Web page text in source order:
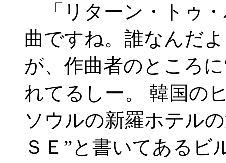
「リターン・トゥ
曲ですね。誰なんだ
が、作曲者のところ
れてるしー。 韓国の
ソウルの新羅ホテル
ＳＥ”と書いてあるビ